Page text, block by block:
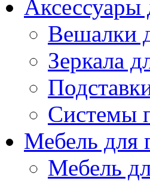
Аксессуары
Вешалки
Зеркала
Системы
Мебель для
Мебель